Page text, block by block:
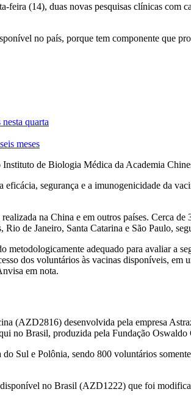
(14), duas novas pesquisas clínicas com
no país, porque tem componente que
quarta
meses
de Biologia Médica da Academia
segurança e a imunogenicidade da
na China e em outros países. Cerca
de Janeiro, Santa Catarina e São Paulo,
adequado para avaliar a
dos voluntários às vacinas disponíveis,
em nota.
(AZD2816) desenvolvida pela empresa
no Brasil, produzida pela Fundação Oswaldo
Sul e Polônia, sendo 800 voluntários
no Brasil (AZD1222) que foi